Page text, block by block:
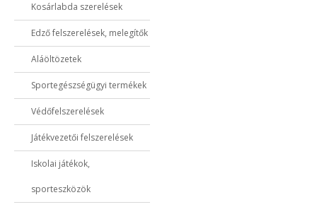
Kosárlabda szerelések
Edző felszerelések, melegítők
Aláöltözetek
Sportegészségügyi termékek
Védőfelszerelések
Játékvezetői felszerelések
Iskolai játékok,
sporteszközök